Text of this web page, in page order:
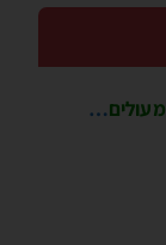
מעולים…